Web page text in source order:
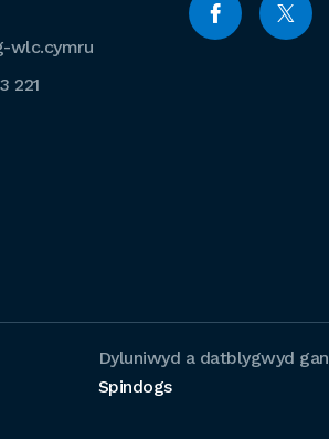
wlc.cymru
221
Dyluniwyd a datblygwyd gan
Spindogs